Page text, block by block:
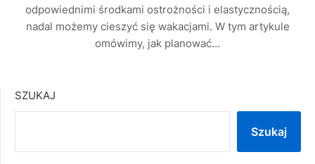
odpowiednimi środkami ostrożności i elastycznością,
nadal możemy cieszyć się wakacjami. W tym artykule
omówimy, jak planować…
SZUKAJ
Szukaj